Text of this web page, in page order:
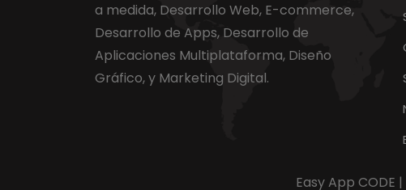
a medida, Desarrollo Web, E-commerce,
Desarrollo de Apps, Desarrollo de
Aplicaciones Multiplataforma, Diseño
Gráfico, y Marketing Digital.
Easy App CODE